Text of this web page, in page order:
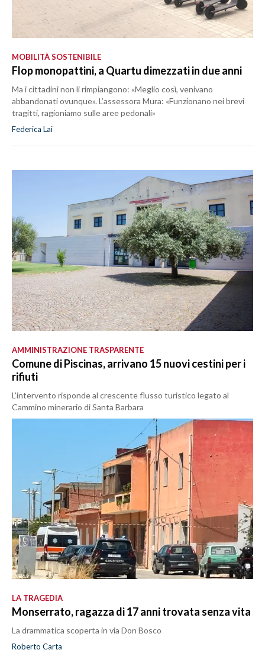
MOBILITÀ SOSTENIBILE
Flop monopattini, a Quartu dimezzati in due anni
Ma i cittadini non li rimpiangono: «Meglio così, venivano
abbandonati ovunque». L’assessora Mura: «Funzionano nei brevi
tragitti, ragioniamo sulle aree pedonali»
Federica Lai
AMMINISTRAZIONE TRASPARENTE
Comune di Piscinas, arrivano 15 nuovi cestini per i
rifiuti
L'intervento risponde al crescente flusso turistico legato al
Cammino minerario di Santa Barbara
LA TRAGEDIA
Monserrato, ragazza di 17 anni trovata senza vita
La drammatica scoperta in via Don Bosco
Roberto Carta